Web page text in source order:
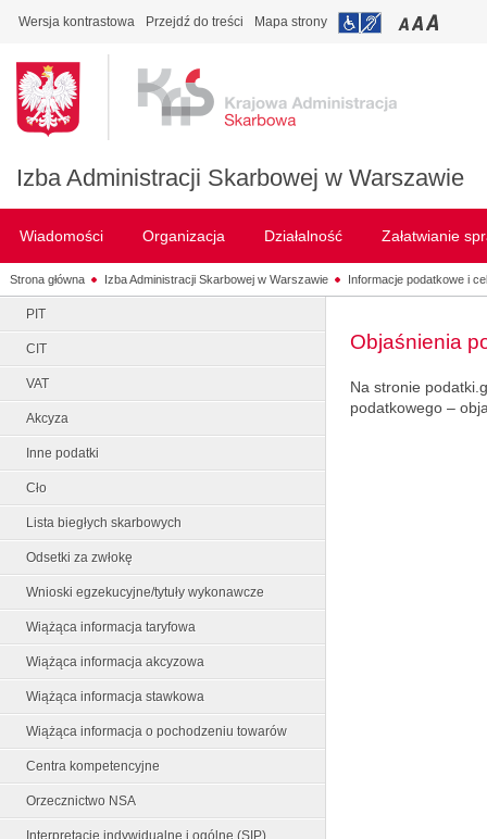
Wersja kontrastowa Przejdź do treści Mapa strony
Izba Administracji Skarbowej w Warszawie
Wiadomości Organizacja Działalność Załatwianie
Strona główna Izba Administracji Skarbowej w Warszawie Informacje podatkowe i
PIT
CIT
VAT
Akcyza
Inne podatki
Cło
Lista biegłych skarbowych
Odsetki za zwłokę
Wnioski egzekucyjne/tytuły wykonawcze
Wiążąca informacja taryfowa
Wiążąca informacja akcyzowa
Wiążąca informacja stawkowa
Wiążąca informacja o pochodzeniu towarów
Centra kompetencyjne
Orzecznictwo NSA
Interpretacje indywidualne i ogólne (SIP)
Objaśnienia
Na stronie
podatkowego –